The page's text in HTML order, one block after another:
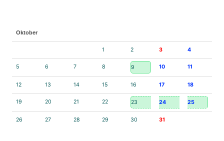
Oktober
1 2 3 4
5 6 7 8 9 10 11
12 13 14 15 16 17 18
19 20 21 22 23 24 25
26 27 28 29 30 31